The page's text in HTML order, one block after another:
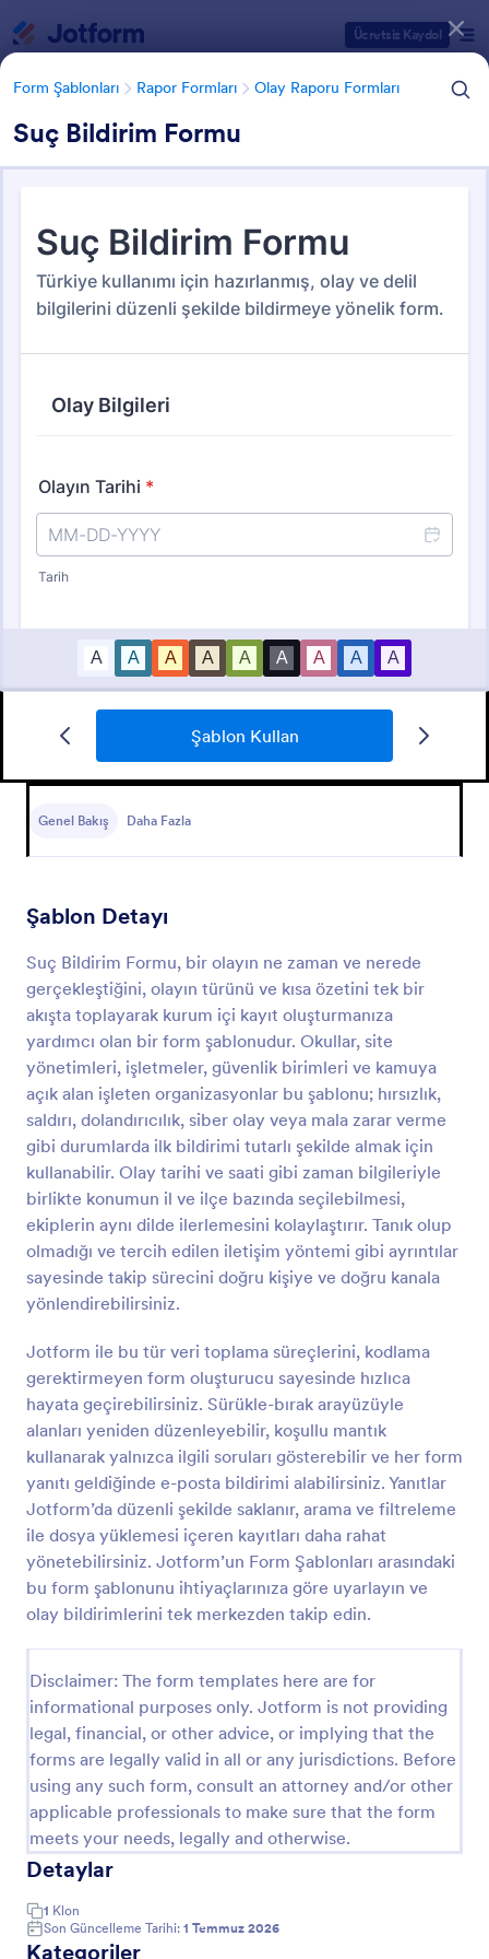
Ücretsiz Kaydol
Form Şablonları Rapor Formları Olay Raporu Formları
Suç Bildirim Formu
Şablon Kullan
Genel Bakış Daha Fazla
Şablon Detayı
Suç Bildirim Formu, bir olayın ne zaman ve nerede
gerçekleştiğini, olayın türünü ve kısa özetini tek bir
akışta toplayarak kurum içi kayıt oluşturmanıza
yardımcı olan bir form şablonudur. Okullar, site
yönetimleri, işletmeler, güvenlik birimleri ve kamuya
açık alan işleten organizasyonlar bu şablonu; hırsızlık,
saldırı, dolandırıcılık, siber olay veya mala zarar verme
gibi durumlarda ilk bildirimi tutarlı şekilde almak için
kullanabilir. Olay tarihi ve saati gibi zaman bilgileriyle
birlikte konumun il ve ilçe bazında seçilebilmesi,
ekiplerin aynı dilde ilerlemesini kolaylaştırır. Tanık olup
olmadığı ve tercih edilen iletişim yöntemi gibi ayrıntılar
sayesinde takip sürecini doğru kişiye ve doğru kanala
yönlendirebilirsiniz.
Jotform ile bu tür veri toplama süreçlerini, kodlama
gerektirmeyen form oluşturucu sayesinde hızlıca
hayata geçirebilirsiniz. Sürükle-bırak arayüzüyle
alanları yeniden düzenleyebilir, koşullu mantık
kullanarak yalnızca ilgili soruları gösterebilir ve her form
yanıtı geldiğinde e-posta bildirimi alabilirsiniz. Yanıtlar
Jotform’da düzenli şekilde saklanır, arama ve filtreleme
ile dosya yüklemesi içeren kayıtları daha rahat
yönetebilirsiniz. Jotform’un Form Şablonları arasındaki
bu form şablonunu ihtiyaçlarınıza göre uyarlayın ve
olay bildirimlerini tek merkezden takip edin.
Disclaimer: The form templates here are for
informational purposes only. Jotform is not providing
legal, financial, or other advice, or implying that the
forms are legally valid in all or any jurisdictions. Before
using any such form, consult an attorney and/or other
applicable professionals to make sure that the form
meets your needs, legally and otherwise.
Detaylar
1 Klon
Son Güncelleme Tarihi: 1 Temmuz 2026
Kategoriler
Form Şablonları Rapor Formları Olay Raporu Formları
Olay Raporu Formları
114 Şablon
Olay Bildirim Formu
raporlanması ve belgelenmesi sürecini kolaylaştırmak
Önizleme
Kaza Raporu
Kaza Raporu Şablonu, bir kuruluşta veya belirli bir
bağlamda meydana gelen bir olay, kaza veya
olağandışı olayla ilgili ayrıntıları belgelemek için
kullanılan standartlaştırılmış bir formdur. Tarih, saat,
yer, olayın tanımı, ilgili taraflar ve alınan önlemler gibi
temel bilgilerin kaydedilmesi için yapılandırılmış bir
raporlamanın sağlanmasına yardımcı olarak etkin olay
yönetimi ve analizini kolaylaştırdığı için kuruluşlar için
çok değerlidir.Önde gelen online form oluşturucusu
Jotform, olay raporlamasının verimliliğini ve
etkinliğini artıran bir dizi özellik ve yetenek sunar.
Google Drive, Salesforce ve Dropbox gibi popüler
uygulamalar ve hizmetlerle sorunsuz entegrasyon
yetenekleri sayesinde kuruluşlar verileri kolayca
aktarabilir ve otomatikleştirerek sorunsuz bir bilgi
akışı sağlayabilir. Ayrıca, Jotform'un widget
kütüphanesi takvimler, dosya yüklemeleri ve
elektronik imzalar dahil olmak üzere olay raporlarına
ek işlevsellik sağlar. Bu, kuruluşların olay raporlarını
Go to Category:
Olay Raporu Formları
Şablon Kullan
Önizleme
Form Şablonu Kategorileri